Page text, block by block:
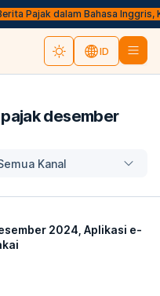
Pajak dalam Bahasa Inggris,
ID
desember
Kanal
2024, Aplikasi e-